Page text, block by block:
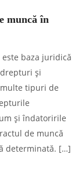
muncă în
baza juridică
și
tipuri de
și îndatoririle
de muncă
determinată. […]